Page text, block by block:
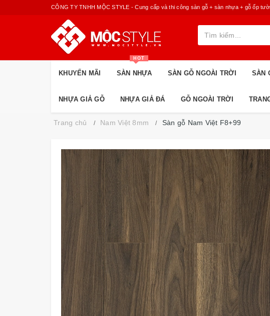
CÔNG TY TNHH MỘC STYLE - Cung cấp và thi công sàn gỗ + sàn nhựa + gỗ ốp
KHUYẾN MÃI SÀN NHỰA
HOT
SÀN GỖ NGOÀI TRỜI SÀN
NHỰA GIẢ GỖ NHỰA GIẢ ĐÁ GỖ NGOÀI TRỜI
Trang chủ Nam Việt 8mm Sàn gỗ Nam Việt F8+99